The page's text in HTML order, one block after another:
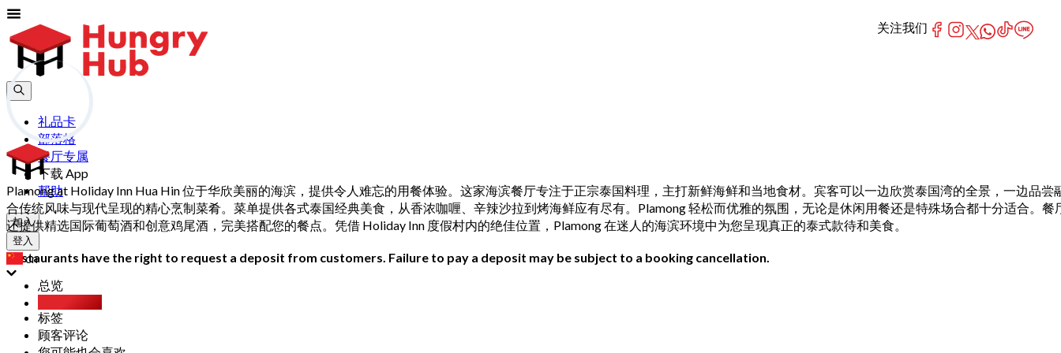
礼品卡
部落格
餐厅专属
下载 App
帮助
加入
登入
cn
Plamong at Holiday Inn Hua Hin 位于华欣美丽的海滨，提供令人难忘的用餐体验。这家海滨餐厅专注于正宗泰国料理，主打新鲜海鲜和当地食材。宾客可以一边欣赏泰国湾的全景，一边品尝
合传统风味与现代呈现的精心烹制菜肴。菜单提供各式泰国经典美食，从香浓咖喱、辛辣沙拉到烤海鲜应有尽有。Plamong 轻松而优雅的氛围，无论是休闲用餐还是特殊场合都十分适合。餐
还提供精选国际葡萄酒和创意鸡尾酒，完美搭配您的餐点。凭借 Holiday Inn 度假村内的绝佳位置，Plamong 在迷人的海滨环境中为您呈现真正的泰式款待和美食。
Restaurants have the right to request a deposit from customers. Failure to pay a deposit may be subject to a booking cancellation.
总览
标签
顾客评论
关注我们